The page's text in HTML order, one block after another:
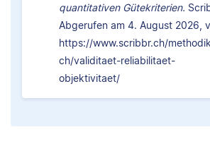
quantitativen Gütekriterien.
Abgerufen am 4. August 2026,
https://www.scribbr.ch/
ch/validitaet-reliabilitaet-
objektivitaet/